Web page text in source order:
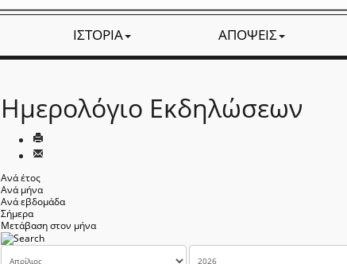
ΙΣΤΟΡΊΑ ΑΠΌΨΕΙΣ
Ημερολόγιο Εκδηλώσεων
Ανά έτος
Ανά μήνα
Ανά εβδομάδα
Σήμερα
Μετάβαση στον μήνα